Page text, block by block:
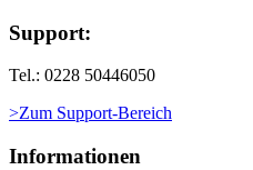
Support:
Tel.: 0228 50446050
>Zum Support-Bereich
Informationen